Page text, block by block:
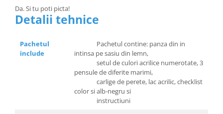
Da. Si tu poti picta!
Detalii tehnice
Pachetul
include
Pachetul contine: panza din in
intinsa pe sasiu din lemn,
setul de culori acrilice numerotate, 3
pensule de diferite marimi,
carlige de perete, lac acrilic, checklist
color si alb-negru si
instructiuni